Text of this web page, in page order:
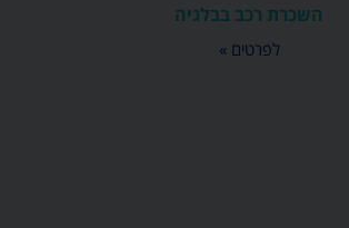
השכרת רכב בבלגיה
לפרטים »